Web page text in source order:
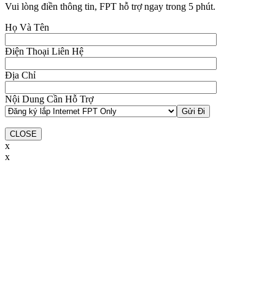
Vui lòng điền thông tin, FPT hỗ trợ ngay trong 5 phút.
Họ Và Tên
Điện Thoại Liên Hệ
Địa Chỉ
Nội Dung Cần Hỗ Trợ
CLOSE
x
x